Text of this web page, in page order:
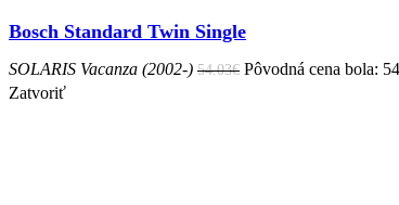
Bosch Standard Twin Single
SOLARIS Vacanza (2002-) 54.03€ Pôvodná cena bola:
Zatvoriť